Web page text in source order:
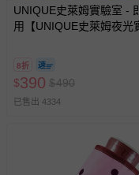
新費用）。
經消費者拆封
非以有形媒介
上服務，經消
戲或活動點數等
-個人衛生用品
墊、寢具類等）
UNIQUE史萊姆實驗室 -
用【UNIQUE史萊姆夜光
訂單編號兌換，逾期作廢)
人小孩均一價(3歲以上需
8折
$390 $490
已售出 4334